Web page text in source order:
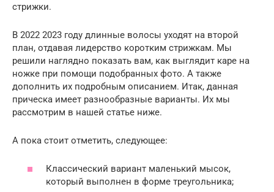
стрижки.
В 2022 2023 году длинные волосы уходят на второй
план, отдавая лидерство коротким стрижкам. Мы
решили наглядно показать вам, как выглядит каре на
ножке при помощи подобранных фото. А также
дополнить их подробным описанием. Итак, данная
прическа имеет разнообразные варианты. Их мы
рассмотрим в нашей статье ниже.
А пока стоит отметить, следующее:
Классический вариант маленький мысок,
который выполнен в форме треугольника;